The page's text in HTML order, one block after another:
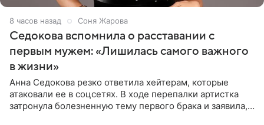
8 часов назад Соня Жарова
Седокова вспомнила о расставании с
первым мужем: «Лишилась самого важного
в жизни»
Анна Седокова резко ответила хейтерам, которые
атаковали ее в соцсетях. В ходе перепалки артистка
затронула болезненную тему первого брака и заявила,